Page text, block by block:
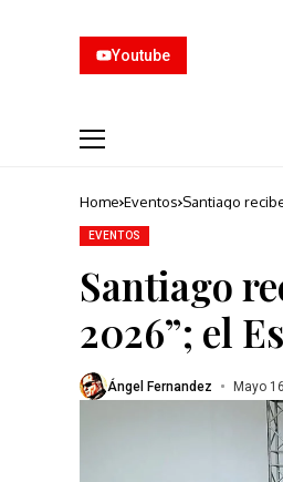
Youtube
Home Eventos Santiago
EVENTOS
Santiago
2026”; el
Ángel Fernandez Mayo